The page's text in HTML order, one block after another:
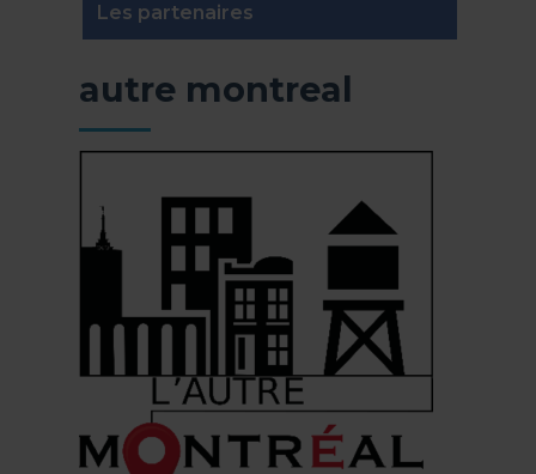
Les partenaires
autre montreal